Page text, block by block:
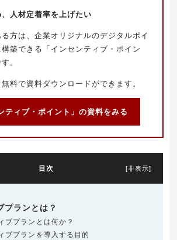
、人材定着率を上げたい
方は、企業オリジナルのデジタルポイ
築できる「インセンティブ・ポイン
。
料で資料ダウンロードができます。
ティブ・ポイント」の資料をみる
目次 [非表示]
プランとは？
ブプランとは何か？
ブプランを導入する目的